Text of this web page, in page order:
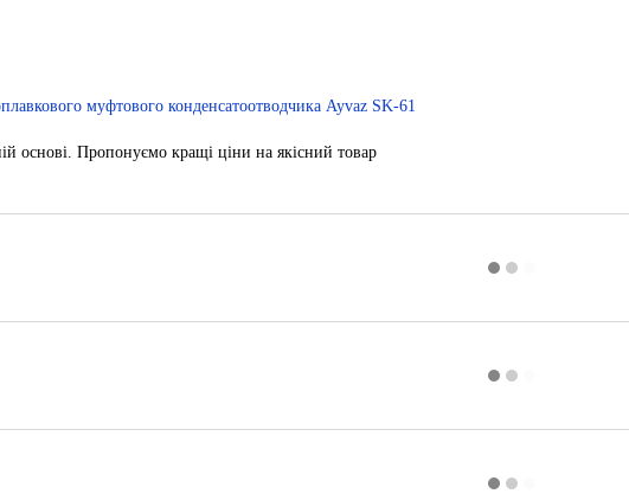
основі. Пропонуємо кращі ціни на якісний товар